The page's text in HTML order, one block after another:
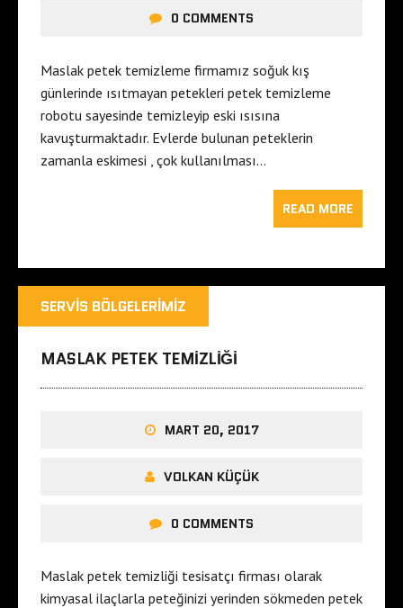
0 COMMENTS
Maslak petek temizleme firmamız soğuk kış
günlerinde ısıtmayan petekleri petek temizleme
robotu sayesinde temizleyip eski ısısına
kavuşturmaktadır. Evlerde bulunan peteklerin
zamanla eskimesi , çok kullanılması…
READ MORE
SERVIS BÖLGELERIMIZ
MASLAK PETEK TEMIZLIĞI
MART 20, 2017
VOLKAN KÜÇÜK
0 COMMENTS
Maslak petek temizliği tesisatçı firması olarak
kimyasal ilaçlarla peteğinizi yerinden sökmeden petek